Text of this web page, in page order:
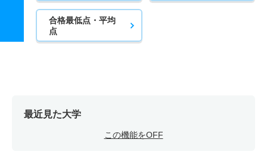
合格最低点・平均
点
最近見た大学
この機能をOFF